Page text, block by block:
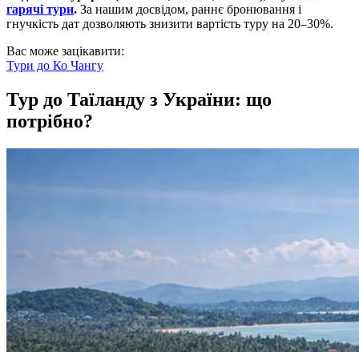
гарячі тури. За нашим досвідом, раннє бронювання і
гнучкість дат дозволяють знизити вартість туру на 20–30%.
Вас може зацікавити:
Тури до Ко Чангу
Тур до Таїланду з України: що
потрібно?